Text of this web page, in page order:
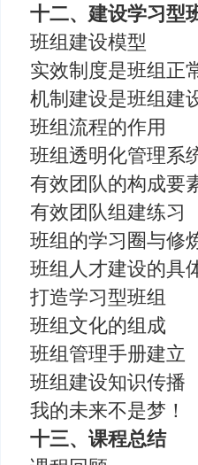
十二、建设学习型
班组建设模型
实效制度是班组正
机制建设是班组建
班组流程的作用
班组透明化管理系
有效团队的构成要
有效团队组建练习
班组的学习圈与修
班组人才建设的具
打造学习型班组
班组文化的组成
班组管理手册建立
班组建设知识传播
我的未来不是梦！
十三、课程总结